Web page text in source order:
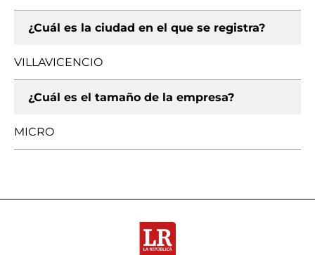
¿Cuál es la ciudad en el que se registra?
VILLAVICENCIO
¿Cuál es el tamaño de la empresa?
MICRO